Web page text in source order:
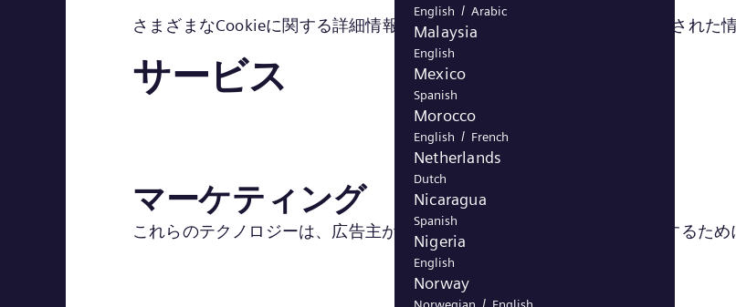
さまざまなCookieに関する詳細情報(Cookieの目的やCookieによって収集された
サービス
マーケティング
これらのテクノロジーは、広告主がお客様の興味に関連する広告を配信するため
English / Arabic
Malaysia
English
Mexico
Spanish
Morocco
English / French
Netherlands
Dutch
Nicaragua
Spanish
Nigeria
English
Norway